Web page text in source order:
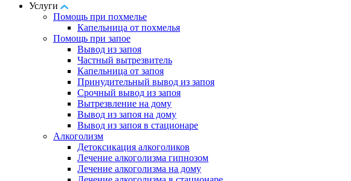
Услуги
Помощь при похмелье
Капельница от похмелья
Помощь при запое
Вывод из запоя
Частный вытрезвитель
Капельница от запоя
Принудительный вывод из запоя
Срочный вывод из запоя
Вытрезвление на дому
Вывод из запоя на дому
Вывод из запоя в стационаре
Алкоголизм
Детоксикация алкоголиков
Лечение алкоголизма гипнозом
Лечение алкоголизма на дому